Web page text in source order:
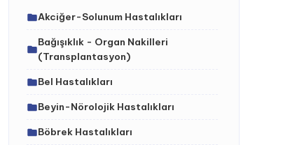
Akciğer-Solunum Hastalıkları
Bağışıklık - Organ Nakilleri
(Transplantasyon)
Bel Hastalıkları
Beyin-Nörolojik Hastalıkları
Böbrek Hastalıkları